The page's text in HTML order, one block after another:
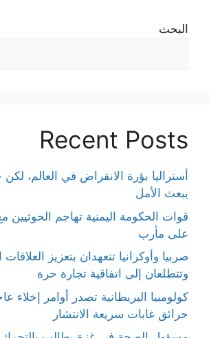
البحث
Recent Posts
أستراليا بؤرة الانقراض في العالم، لكن
يبعث الأمل
قوات الحكومة اليمنية تهاجم
على مأرب
صربيا وأوكرانيا تتعهدان بتعزيز العلاقات
وتتطلعان إلى اتفاقية تجارة حرة
كولومبيا البريطانية تصدر أوامر إخلاء
حرائق غابات سريعة الانتشار